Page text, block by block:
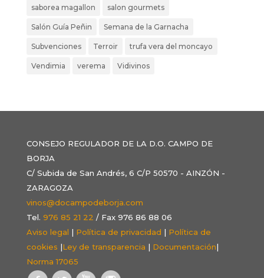
saborea magallon salon gourmets
Salón Guía Peñin Semana de la Garnacha
Subvenciones Terroir trufa vera del moncayo
Vendimia verema Vidivinos
CONSEJO REGULADOR DE LA D.O. CAMPO DE
BORJA
C/ Subida de San Andrés, 6 C/P 50570 - AINZÓN -
ZARAGOZA
vinos@docampodeborja.com
Tel. 976 85 21 22 / Fax 976 86 88 06
Aviso legal | Política de privacidad | Política de
cookies |Ley de transparencia | Documentación|
Norma 17065